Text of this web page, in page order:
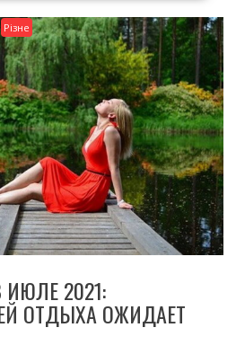
Різне
2021:
ОТДЫХА ОЖИДАЕТ